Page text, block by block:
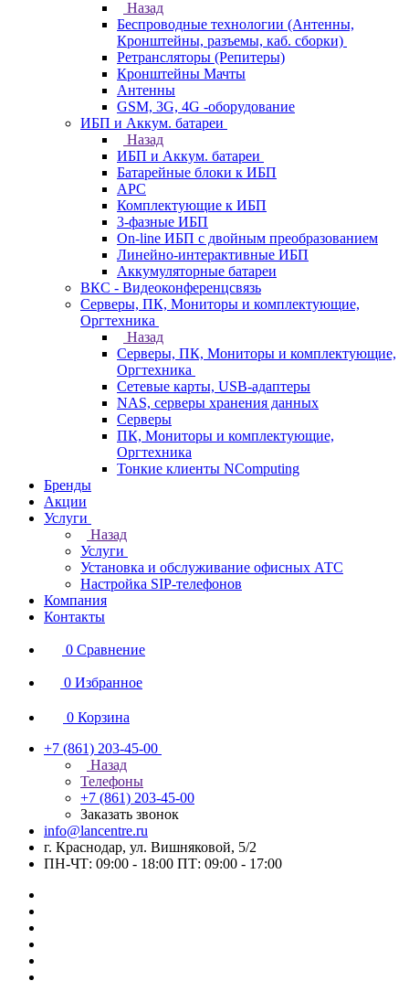
Назад
Беспроводные технологии (Антенны,
Кронштейны, разъемы, каб. сборки)
Ретрансляторы (Репитеры)
Кронштейны Мачты
Антенны
GSM, 3G, 4G -оборудование
ИБП и Аккум. батареи
Назад
ИБП и Аккум. батареи
Батарейные блоки к ИБП
APC
Комплектующие к ИБП
3-фазные ИБП
On-line ИБП с двойным преобразованием
Линейно-интерактивные ИБП
Аккумуляторные батареи
ВКС - Видеоконференцсвязь
Серверы, ПК, Мониторы и комплектующие,
Оргтехника
Назад
Серверы, ПК, Мониторы и комплектующие,
Оргтехника
Сетевые карты, USB-адаптеры
NAS, серверы хранения данных
Серверы
ПК, Мониторы и комплектующие,
Оргтехника
Тонкие клиенты NComputing
Бренды
Акции
Услуги
Назад
Услуги
Установка и обслуживание офисных АТС
Настройка SIP-телефонов
Компания
Контакты
0 Сравнение
0 Избранное
0 Корзина
+7 (861) 203-45-00
Назад
Телефоны
+7 (861) 203-45-00
Заказать звонок
info@lancentre.ru
г. Краснодар, ул. Вишняковой, 5/2
ПН-ЧТ: 09:00 - 18:00 ПТ: 09:00 - 17:00